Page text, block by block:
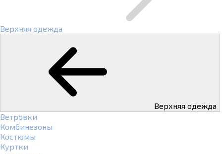
Верхняя одежда
Верхняя одежда
Ветровки
Комбинезоны
Костюмы
Куртки